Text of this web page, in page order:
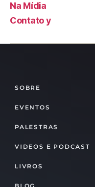
Na Mídia
Contato y
SOBRE
EVENTOS
PALESTRAS
VIDEOS E PODCAST
LIVROS